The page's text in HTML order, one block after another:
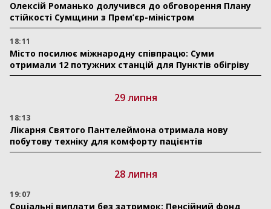
Олексій Романько долучився до обговорення Плану
стійкості Сумщини з Прем’єр-міністром
18:11
Місто посилює міжнародну співпрацю: Суми
отримали 12 потужних станцій для Пунктів обігріву
29 липня
18:13
Лікарня Святого Пантелеймона отримала нову
побутову техніку для комфорту пацієнтів
28 липня
19:07
Соціальні виплати без затримок: Пенсійний фонд